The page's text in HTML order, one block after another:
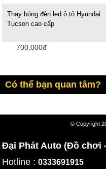
Thay bóng đèn led ô tô Hyundai
Tucson cao cấp
700,000đ
Có thể bạn quan tâm?
© Copyright
Đại Phát Auto (Đồ chơi
Hotline :0333691915